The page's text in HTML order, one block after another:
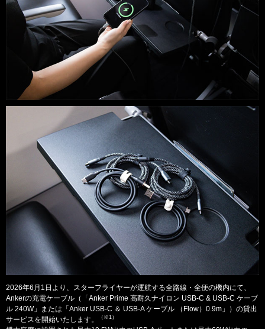
2026年6月1日より、スターフライヤーが運航する全路線・全便の機内にて、
Ankerの充電ケーブル（「Anker Prime 高耐久ナイロン USB-C & USB-C ケーブ
ル 240W」または「Anker USB-C ＆ USB-A ケーブル （Flow）0.9m」）の貸出
サービスを開始いたします。
（※1）